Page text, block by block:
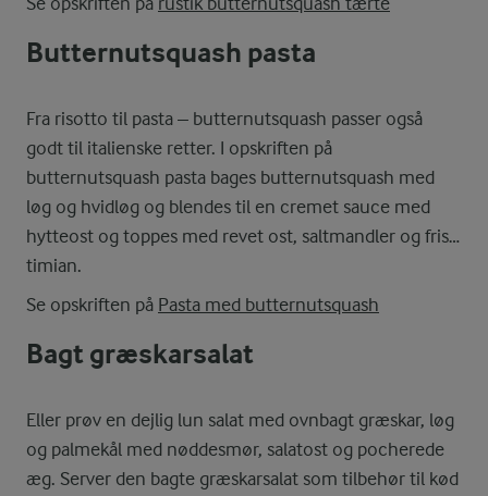
Butternutsquash pasta
Fra risotto til pasta – butternutsquash passer også
godt til italienske retter. I opskriften på
butternutsquash pasta bages butternutsquash med
løg og hvidløg og blendes til en cremet sauce med
hytteost og toppes med revet ost, saltmandler og frisk
timian.
Se opskriften på Pasta med butternutsquash
Bagt græskarsalat
Eller prøv en dejlig lun salat med ovnbagt græskar, løg
og palmekål med nøddesmør, salatost og pocherede
æg. Server den bagte græskarsalat som tilbehør til kød